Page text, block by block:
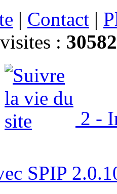
| Contact |
visites :
2 -
SPIP